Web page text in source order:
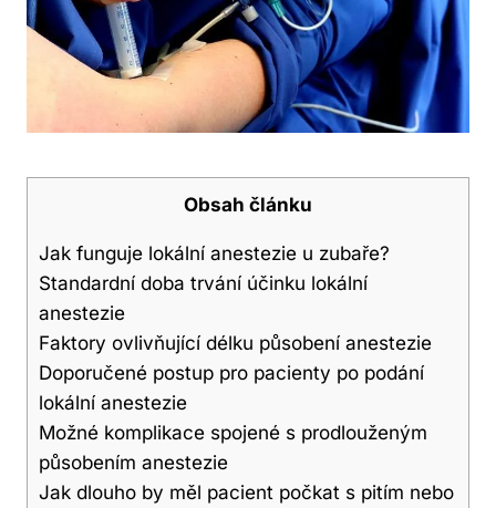
Obsah článku
Jak funguje lokální anestezie u zubaře?
Standardní doba trvání účinku lokální
anestezie
Faktory ovlivňující délku působení anestezie
Doporučené postup pro pacienty po podání
lokální anestezie
Možné komplikace spojené s prodlouženým
působením anestezie
Jak dlouho by měl pacient počkat s pitím nebo